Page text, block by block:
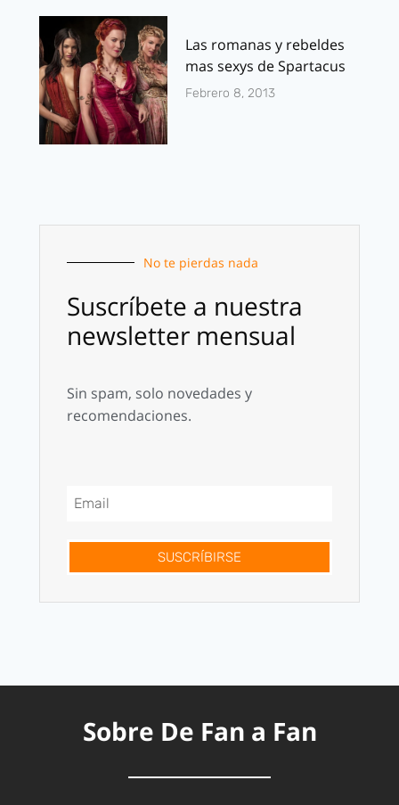
Las romanas y rebeldes
mas sexys de Spartacus
Febrero 8, 2013
No te pierdas nada
Suscríbete a nuestra
newsletter mensual
Sin spam, solo novedades y
recomendaciones.
SUSCRÍBIRSE
Sobre De Fan a Fan